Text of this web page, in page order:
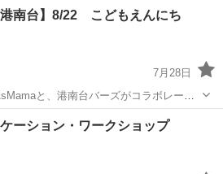
港南台】8/22 こどもえんにち
7月28日
と、港南台バーズがコラボレーシ
ーション・ワークショップ